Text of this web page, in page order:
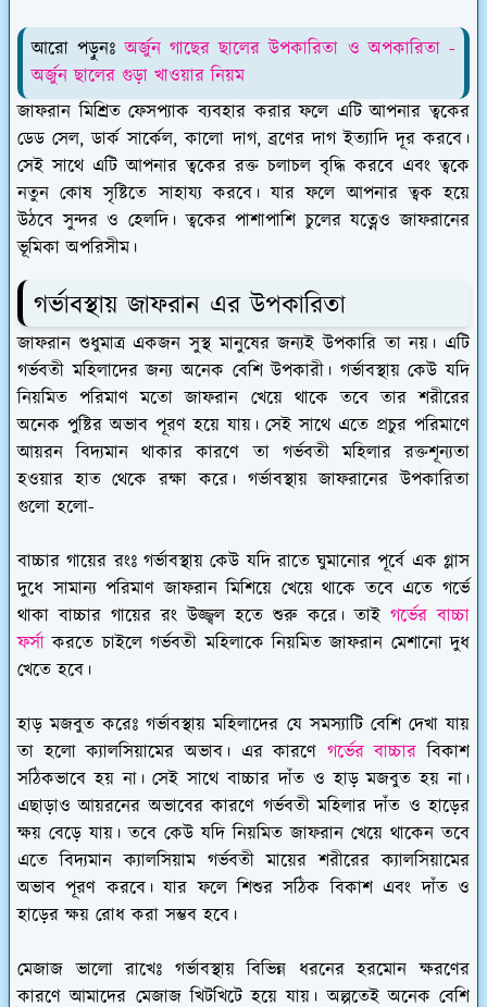
আরো পড়ুনঃঅর্জুন গাছের ছালের উপকারিতা ও অপকারিতা -
অর্জুন ছালের গুড়া খাওয়ার নিয়ম
জাফরান মিশ্রিত ফেসপ্যাক ব্যবহার করার ফলে এটি আপনার ত্বকের
ডেড সেল, ডার্ক সার্কেল, কালো দাগ, ব্রণের দাগ ইত্যাদি দূর করবে।
সেই সাথে এটি আপনার ত্বকের রক্ত চলাচল বৃদ্ধি করবে এবং ত্বকে
নতুন কোষ সৃষ্টিতে সাহায্য করবে। যার ফলে আপনার ত্বক হয়ে
উঠবে সুন্দর ও হেলদি। ত্বকের পাশাপাশি চুলের যত্নেও জাফরানের
ভূমিকা অপরিসীম।
গর্ভাবস্থায় জাফরান এর উপকারিতা
জাফরান শুধুমাত্র একজন সুস্থ মানুষের জন্যই উপকারি তা নয়। এটি
গর্ভবতী মহিলাদের জন্য অনেক বেশি উপকারী। গর্ভাবস্থায় কেউ যদি
নিয়মিত পরিমাণ মতো জাফরান খেয়ে থাকে তবে তার শরীরের
অনেক পুষ্টির অভাব পূরণ হয়ে যায়। সেই সাথে এতে প্রচুর পরিমাণে
আয়রন বিদ্যমান থাকার কারণে তা গর্ভবতী মহিলার রক্তশূন্যতা
হওয়ার হাত থেকে রক্ষা করে। গর্ভাবস্থায় জাফরানের উপকারিতা
গুলো হলো-
বাচ্চার গায়ের রংঃগর্ভাবস্থায় কেউ যদি রাতে ঘুমানোর পূর্বে এক গ্লাস
দুধে সামান্য পরিমাণ জাফরান মিশিয়ে খেয়ে থাকে তবে এতে গর্ভে
থাকা বাচ্চার গায়ের রং উজ্জ্বল হতে শুরু করে। তাই গর্ভের বাচ্চা
ফর্সা করতে চাইলে গর্ভবতী মহিলাকে নিয়মিত জাফরান মেশানো দুধ
খেতে হবে।
হাড় মজবুত করেঃ গর্ভাবস্থায় মহিলাদের যে সমস্যাটি বেশি দেখা যায়
তা হলো ক্যালসিয়ামের অভাব। এর কারণে গর্ভের বাচ্চার বিকাশ
সঠিকভাবে হয় না। সেই সাথে বাচ্চার দাঁত ও হাড় মজবুত হয় না।
এছাড়াও আয়রনের অভাবের কারণে গর্ভবতী মহিলার দাঁত ও হাড়ের
ক্ষয় বেড়ে যায়। তবে কেউ যদি নিয়মিত জাফরান খেয়ে থাকেন তবে
এতে বিদ্যমান ক্যালসিয়াম গর্ভবতী মায়ের শরীরের ক্যালসিয়ামের
অভাব পূরণ করবে। যার ফলে শিশুর সঠিক বিকাশ এবং দাঁত ও
হাড়ের ক্ষয় রোধ করা সম্ভব হবে।
মেজাজ ভালো রাখেঃ গর্ভাবস্থায় বিভিন্ন ধরনের হরমোন ক্ষরণের
কারণে আমাদের মেজাজ খিটখিটে হয়ে যায়। অল্পতেই অনেক বেশি